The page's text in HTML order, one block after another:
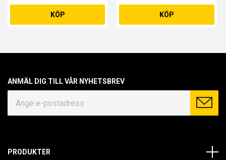
KÖP KÖP
ANMÄL DIG TILL VÅR NYHETSBREV
PRODUKTER